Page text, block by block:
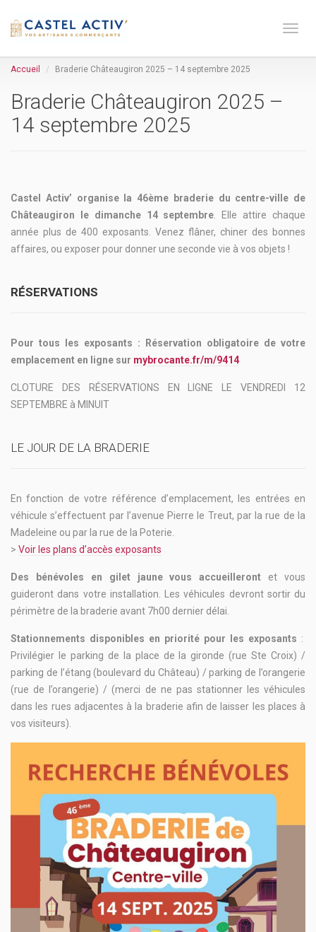
Toge
Accueil Braderie Châteaugiron 2025 – 14 septembre 2025
Braderie Châteaugiron 2025 –
14 septembre 2025
Castel Activ’ organise la 46ème braderie du centre-ville de
Châteaugiron le dimanche 14 septembre . Elle attire chaque
année plus de 400 exposants. Venez flâner, chiner des bonnes
affaires, ou exposer pour donner une seconde vie à vos objets !
RÉSERVATIONS
Pour tous les exposants : Réservation obligatoire de votre
emplacement en ligne sur mybrocante.fr/m/9414
CLOTURE DES RÉSERVATIONS EN LIGNE LE VENDREDI 12
SEPTEMBRE à MINUIT
LE JOUR DE LA BRADERIE
En fonction de votre référence d’emplacement, les entrées en
véhicule s’effectuent par l’avenue Pierre le Treut, par la rue de la
Madeleine ou par la rue de la Poterie.
> Voir les plans d’accès exposants
Des bénévoles en gilet jaune vous accueilleront et vous
guideront dans votre installation. Les véhicules devront sortir du
périmètre de la braderie avant 7h00 dernier délai.
Stationnements disponibles en priorité pour les exposants :
Privilégier le parking de la place de la gironde (rue Ste Croix) /
parking de l’étang (boulevard du Château) / parking de l’orangerie
(rue de l’orangerie) / (merci de ne pas stationner les véhicules
dans les rues adjacentes à la braderie afin de laisser les places à
vos visiteurs).